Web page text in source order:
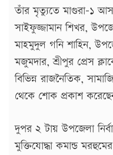
তাঁর মৃত্যুতে মাগুরা-১
সাইফুজ্জামান শিখর,
মাহমুদুল গনি শাহিন,
মজুমদার, শ্রীপুর প্রেস
বিভিন্ন রাজনৈতিক,
থেকে শোক প্রকাশ
দুপর ২ টায় উপজেলা
মুক্তিযোদ্ধা কমান্ড